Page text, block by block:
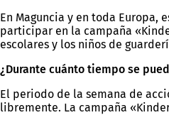
En Maguncia y en toda Europa,
participar en la campaña
escolares y los niños de
¿Durante cuánto tiempo se
El periodo de la semana de
libremente. La campaña